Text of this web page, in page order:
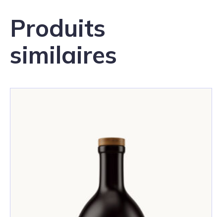
Produits
similaires